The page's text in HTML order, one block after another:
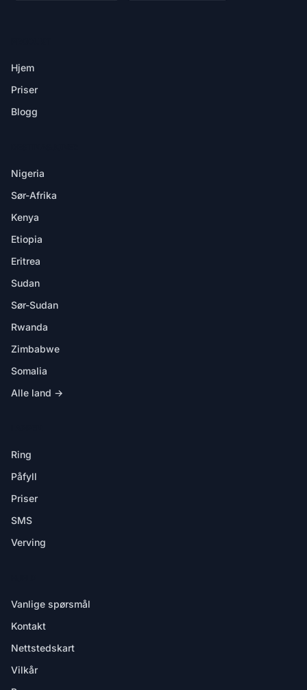
Hjem
Priser
Blogg
Nigeria
Sør-Afrika
Kenya
Etiopia
Eritrea
Sudan
Sør-Sudan
Rwanda
Zimbabwe
Somalia
Alle land →
Ring
Påfyll
Priser
SMS
Verving
Vanlige spørsmål
Kontakt
Nettstedskart
Vilkår